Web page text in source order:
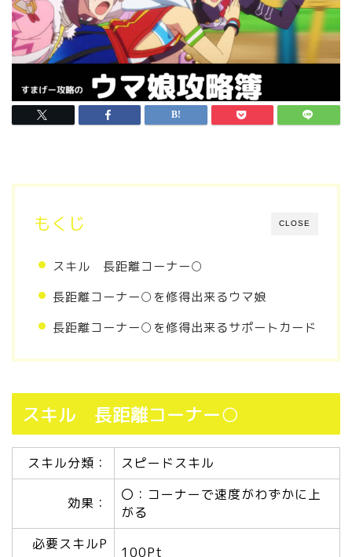
CLOSE
もくじ
スキル 長距離コーナー○
長距離コーナー○を修得出来るウマ娘
長距離コーナー○を修得出来るサポートカード
スキル 長距離コーナー○
スキル分類： スピードスキル
効果：
〇：コーナーで速度がわずかに上
がる
必要スキルP
100Pt